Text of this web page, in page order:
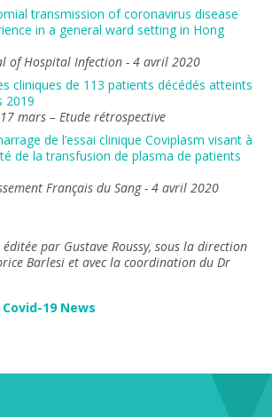
transmission of coronavirus disease
in a general ward setting in Hong
of Hospital Infection - 4 avril 2020
cliniques de 113 patients décédés atteints
2019
mars – Etude rétrospective
de l’essai clinique Coviplasm visant à
de la transfusion de plasma de patients
Français du Sang - 4 avril 2020
par Gustave Roussy, sous la direction
Barlesi et avec la coordination du Dr
19 News